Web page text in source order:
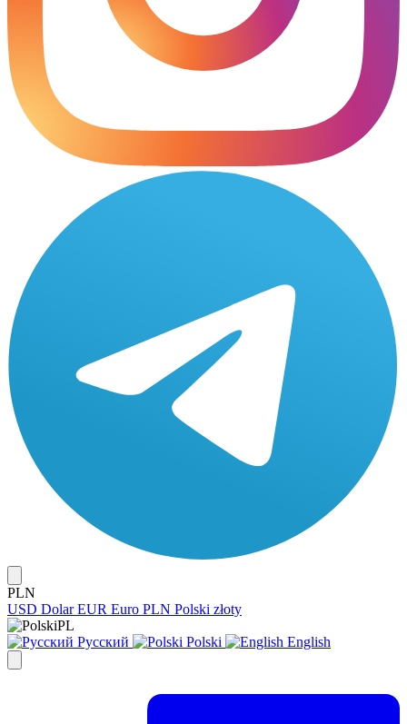
PLN
USD Dolar EUR Euro PLN Polski złoty
PL
Русский
Polski English